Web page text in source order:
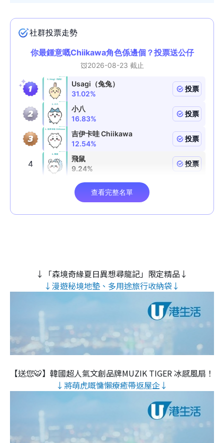
↓「森境奇緣夏日異想尋龍記」限定精品↓
↓漫遊秘境地墊、多用途旅行收納袋↓
【送您🐯】韓國超人氣文創品牌MUZIK TIGER 冰感風扇！
↓將萌虎嘅慵懶療癒帶返屋企↓